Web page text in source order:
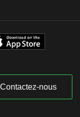
Contactez-nous